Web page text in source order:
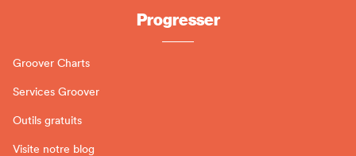
Progresser
Groover Charts
Services Groover
Outils gratuits
Visite notre blog